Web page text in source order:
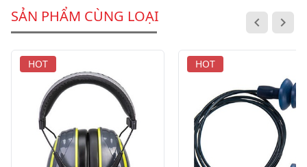
SẢN PHẨM CÙNG LOẠI
HOT HOT